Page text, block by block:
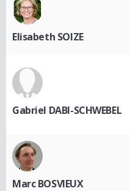
Elisabeth SOIZE
Gabriel DABI-SCHWEBEL
Marc BOSVIEUX